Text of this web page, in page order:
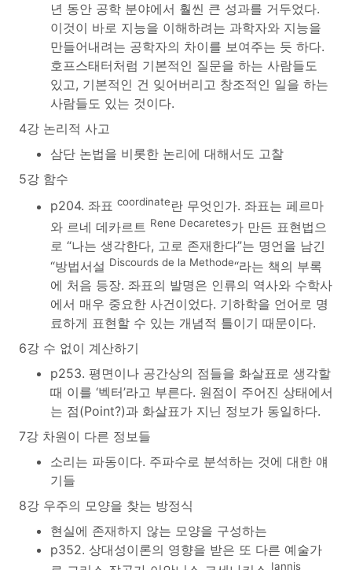
년 동안 공학 분야에서 훨씬 큰 성과를 거두었다.
이것이 바로 지능을 이해하려는 과학자와 지능을
만들어내려는 공학자의 차이를 보여주는 듯 하다.
호프스태터처럼 기본적인 질문을 하는 사람들도
있고, 기본적인 건 잊어버리고 창조적인 일을 하는
사람들도 있는 것이다.
4강 논리적 사고
삼단 논법을 비롯한 논리에 대해서도 고찰
5강 함수
p204. 좌표 coordinate란 무엇인가. 좌표는 페르마
와 르네 데카르트 Rene Decaretes가 만든 표현법으
로 “나는 생각한다, 고로 존재한다”는 명언을 남긴
“방법서설 Discourds de la Methode“라는 책의 부록
에 처음 등장. 좌표의 발명은 인류의 역사와 수학사
에서 매우 중요한 사건이었다. 기하학을 언어로 명
료하게 표현할 수 있는 개념적 틀이기 때문이다.
6강 수 없이 계산하기
p253. 평면이나 공간상의 점들을 화살표로 생각할
때 이를 ‘벡터’라고 부른다. 원점이 주어진 상태에서
는 점(Point?)과 화살표가 지닌 정보가 동일하다.
7강 차원이 다른 정보들
소리는 파동이다. 주파수로 분석하는 것에 대한 얘
기들
8강 우주의 모양을 찾는 방정식
현실에 존재하지 않는 모양을 구성하는
p352. 상대성이론의 영향을 받은 또 다른 예술가
Iannis